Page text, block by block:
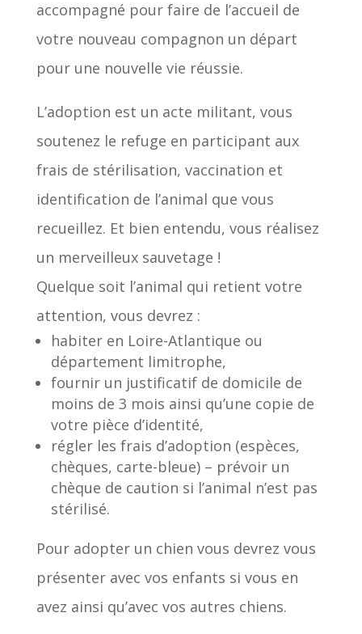
accompagné pour faire de l’accueil de
votre nouveau compagnon un départ
pour une nouvelle vie réussie.
L’adoption est un acte militant, vous
soutenez le refuge en participant aux
frais de stérilisation, vaccination et
identification de l’animal que vous
recueillez. Et bien entendu, vous réalisez
un merveilleux sauvetage !
Quelque soit l’animal qui retient votre
attention, vous devrez :
habiter en Loire-Atlantique ou
département limitrophe,
fournir un justificatif de domicile de
moins de 3 mois ainsi qu’une copie de
votre pièce d’identité,
régler les frais d’adoption (espèces,
chèques, carte-bleue) – prévoir un
chèque de caution si l’animal n’est pas
stérilisé.
Pour adopter un chien vous devrez vous
présenter avec vos enfants si vous en
avez ainsi qu’avec vos autres chiens.